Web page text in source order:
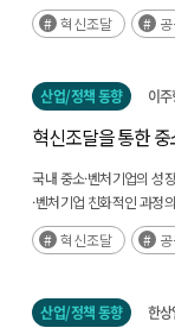
판로지원 정책 중에서도
혁신조달
산업/정책 동향 이
혁신조달을 통한
국내 중소·벤처기업의 성
·벤처기업 친화적인 과정
판로지원 정책 중에서도
혁신조달
산업/정책 동향 한상